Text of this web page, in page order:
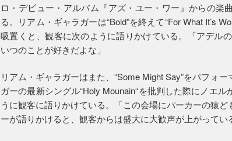
ロ・デビュー・アルバム『アズ・ユー・ワー』からの楽
る。リアム・ギャラガーは“Bold”を終えて“For What It’s
吸置くと、観客に次のように語りかけている。「アデル
いつのことが好きだよな」
リアム・ギャラガーはまた、“Some Might Say”をパフォ
ガーの最新シングル“Holy Mounain“を批判した際にノエ
うに観客に語りかけている。「この会場にパーカーの猿
ーが語りかけると、観客からは盛大に大歓声が上がってい